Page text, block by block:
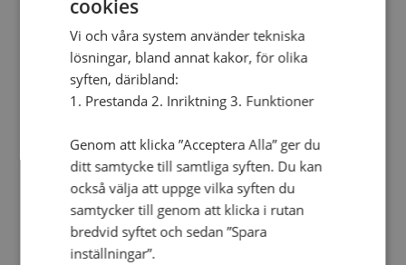
fredsmötet i Stockholm 1925 och uppmärksammar
att det gått 1700 år sedan kyrkomötet i Nicea. Det
kommer märkas på många platser i vårt land.
Bland annat genom den ekumeniska vecka i
Stockholm då vi högtidlighåller hundraårsminnet
av det stora ekumeniska
Stockholmsmötet från
och dess fokus på fred och gemenskap.
LÄS MER OM VAD SOM HÄNDER UNDER
EKUMENISKA ÅRET HÄR >
cookies
Vi och våra system använder tekniska
lösningar, bland annat kakor, för olika
syften, däribland:
1. Prestanda 2. Inriktning 3. Funktioner
Genom att klicka ”Acceptera Alla” ger du
ditt samtycke till samtliga syften. Du kan
också välja att uppge vilka syften du
samtycker till genom att klicka i rutan
bredvid syftet och sedan ”Spara
inställningar”.